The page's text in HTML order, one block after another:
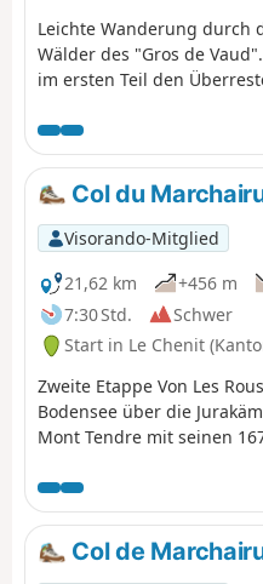
Leichte Wanderung durch
Wälder des "Gros de
im ersten Teil den
Jahrhundert, das Rhein- mit
Rhonebecken zu
folgt die Tour dem Talent.
Col du
Visorando-Mitglied
21,62 km
+456 m
7:30 Std.
Schwer
Start in Le Chenit
Zweite Etappe Von Les
Bodensee über die
Mont Tendre mit seinen
Waadtländer Jura. Der
Col du Marchairuz zum
Tendre führt durch eine
parkähnliche Landschaft.
Col de